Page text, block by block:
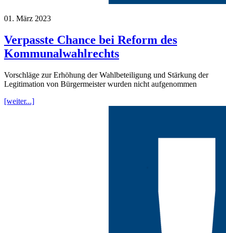
01. März 2023
Verpasste Chance bei Reform des
Kommunalwahlrechts
Vorschläge zur Erhöhung der Wahlbeteiligung und Stärkung der
Legitimation von Bürgermeister wurden nicht aufgenommen
[weiter...]